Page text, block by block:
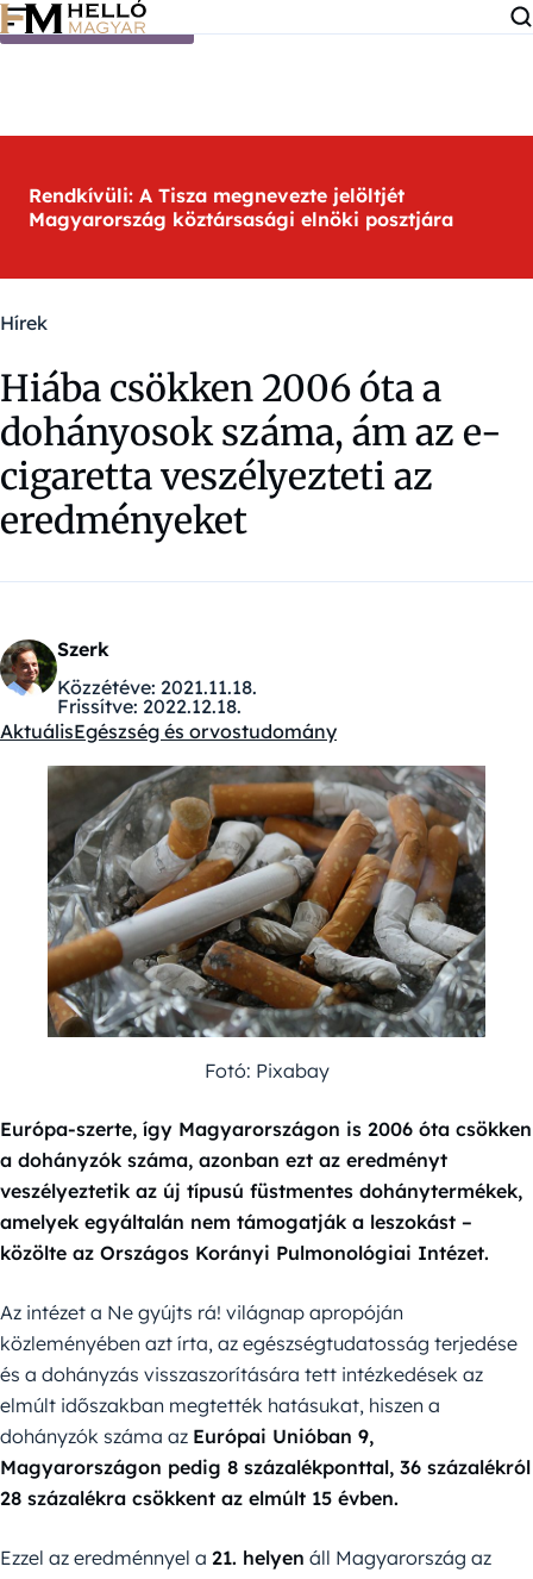
Ugrás a tartalomra
Rendkívüli: A Tisza megnevezte jelöltjét
Magyarország köztársasági elnöki posztjára
Hírek
Hiába csökken 2006 óta a
dohányosok száma, ám az e-
cigaretta veszélyezteti az
eredményeket
Szerk
Közzétéve: 2021.11.18.
Frissítve: 2022.12.18.
Kategóriák:
AktuálisEgészség és orvostudomány
Fotó: Pixabay
Európa-szerte, így Magyarországon is 2006 óta csökken
a dohányzók száma, azonban ezt az eredményt
veszélyeztetik az új típusú füstmentes dohánytermékek,
amelyek egyáltalán nem támogatják a leszokást –
közölte az Országos Korányi Pulmonológiai Intézet.
Az intézet a Ne gyújts rá! világnap apropóján
közleményében azt írta, az egészségtudatosság terjedése
és a dohányzás visszaszorítására tett intézkedések az
elmúlt időszakban megtették hatásukat, hiszen a
dohányzók száma az Európai Unióban 9,
Magyarországon pedig 8 százalékponttal, 36 százalékról
28 százalékra csökkent az elmúlt 15 évben.
Ezzel az eredménnyel a 21. helyen áll Magyarország az